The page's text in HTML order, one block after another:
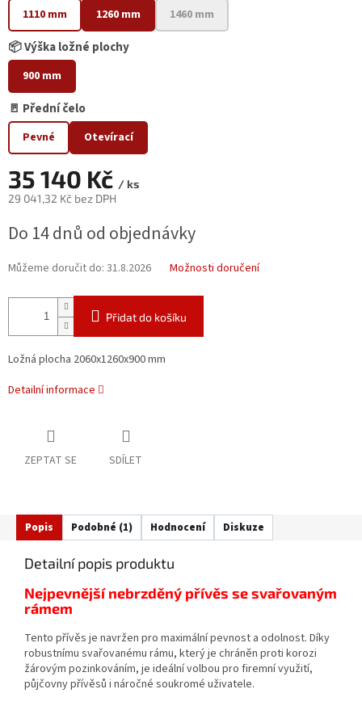
1110 mm 1260 mm 1460 mm
📦 Výška ložné plochy
900 mm
🚪 Přední čelo
Pevné Otevírací
35 140 Kč / ks
29 041,32 Kč bez DPH
cena:
Do 14 dnů od objednávky
Můžeme doručit do: 31.8.2026 Možnosti doručení
Přidat do košíku
Ložná plocha 2060x1260x900 mm
Detailní informace
ZEPTAT SE SDÍLET
Popis Podobné (1) Hodnocení Diskuze
Detailní popis produktu
Nejpevnější nebrzděný přívěs se svařovaným
rámem
Tento přívěs je navržen pro maximální pevnost a odolnost. Díky
robustnímu svařovanému rámu, který je chráněn proti korozi
žárovým pozinkováním, je ideální volbou pro firemní využití,
půjčovny přívěsů i náročné soukromé uživatele.